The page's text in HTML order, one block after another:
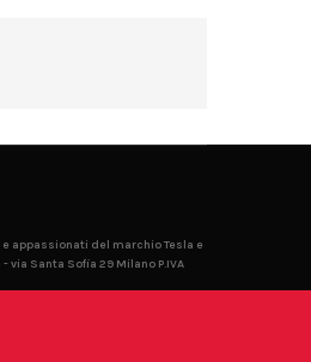
appassionati del marchio Tesla e
Santa Sofia 29 Milano P.IVA